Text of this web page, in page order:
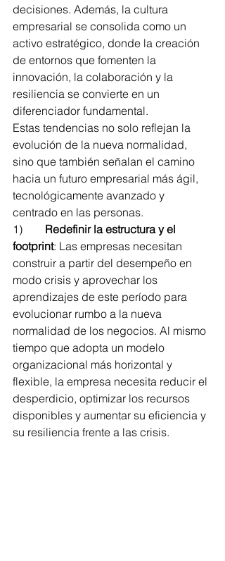
decisiones. Además, la cultura
empresarial se consolida como un
activo estratégico, donde la creación
de entornos que fomenten la
innovación, la colaboración y la
resiliencia se convierte en un
diferenciador fundamental.
Estas tendencias no solo reflejan la
evolución de la nueva normalidad,
sino que también señalan el camino
hacia un futuro empresarial más ágil,
tecnológicamente avanzado y
centrado en las personas.
1) Redefinir la estructura y el
footprint: Las empresas necesitan
construir a partir del desempeño en
modo crisis y aprovechar los
aprendizajes de este período para
evolucionar rumbo a la nueva
normalidad de los negocios. Al mismo
tiempo que adopta un modelo
organizacional más horizontal y
flexible, la empresa necesita reducir el
desperdicio, optimizar los recursos
disponibles y aumentar su eficiencia y
su resiliencia frente a las crisis.